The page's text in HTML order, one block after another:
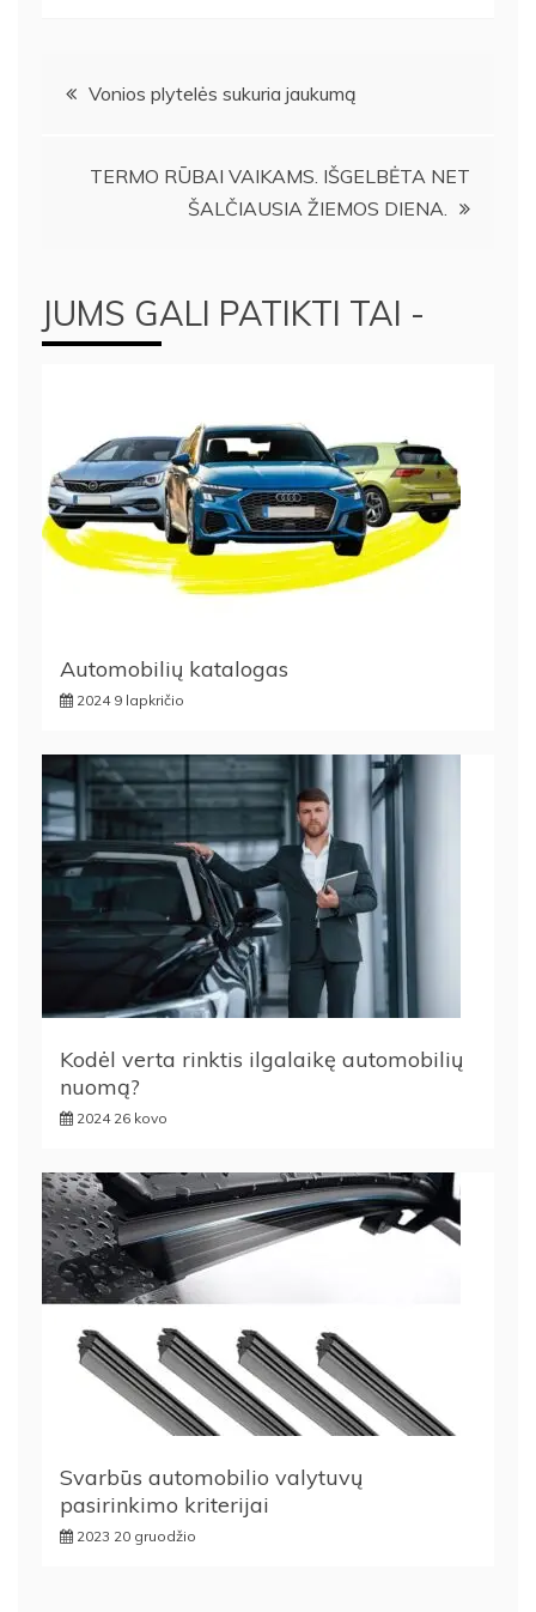
Navigacija
Vonios plytelės sukuria jaukumą
TERMO RŪBAI VAIKAMS. IŠGELBĖTA NET
ŠALČIAUSIA ŽIEMOS DIENA.
JUMS GALI PATIKTI TAI -
Automobilių katalogas
2024 9 lapkričio
Kodėl verta rinktis ilgalaikę automobilių
nuomą?
2024 26 kovo
Svarbūs automobilio valytuvų
pasirinkimo kriterijai
2023 20 gruodžio